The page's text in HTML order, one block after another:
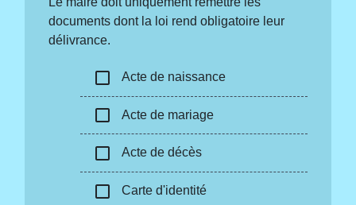
documents dont la loi rend obligatoire leur
délivrance.
check_box_outline_blank Acte de naissance
check_box_outline_blank Acte de mariage
check_box_outline_blank Acte de décès
check_box_outline_blank Carte d'identité